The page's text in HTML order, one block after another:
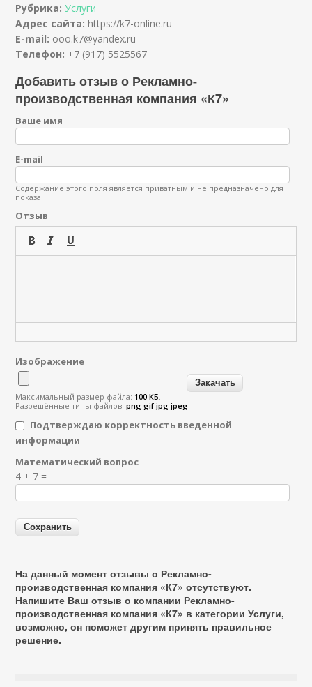
Рубрика:Услуги
Адрес сайта: https://k7-online.ru
E-mail: ooo.k7@yandex.ru
Телефон: +7 (917) 5525567
Добавить отзыв о Рекламно-
производственная компания «К7»
Ваше имя
E-mail
Содержание этого поля является приватным и не предназначено для
показа.
Отзыв
Изображение
Максимальный размер файла:100 КБ.
Разрешённые типы файлов:png gif jpg jpeg.
Подтверждаю корректность введенной
информации
Я спамер
Математический вопрос
4 + 7 =
На данный момент отзывы о Рекламно-
производственная компания «К7» отсутствуют.
Напишите Ваш отзыв о компании Рекламно-
производственная компания «К7» в категорииУслуги,
возможно, он поможет другим принять правильное
решение.